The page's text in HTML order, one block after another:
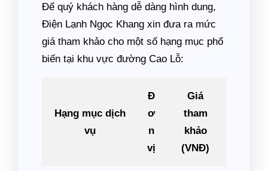
Để quý khách hàng dễ dàng hình dung,
Điện Lạnh Ngọc Khang xin đưa ra mức
giá tham khảo cho một số hạng mục phổ
biến tại khu vực đường Cao Lỗ:
Hạng mục dịch
vụ
Đ
ơ
n
vị
Giá
tham
khảo
(VNĐ)